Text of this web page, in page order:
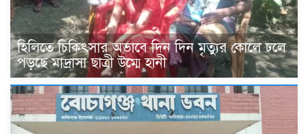
হিলিতে চিকিৎসার অভাবে দিন দিন মৃত্যুর কোলে ঢলে
পড়ছে মাদ্রাসা ছাত্রী উম্মে হানী